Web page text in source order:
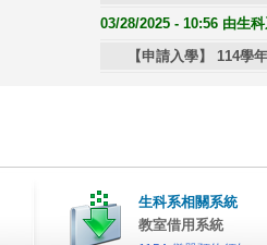
03/28/2025 - 10:56 由生
【申請入學】 114學
生科系相關系統
教室借用系統